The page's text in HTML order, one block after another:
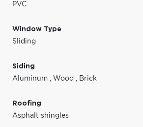
PVC
Window Type
Sliding
Siding
Aluminum , Wood , Brick
Roofing
Asphalt shingles